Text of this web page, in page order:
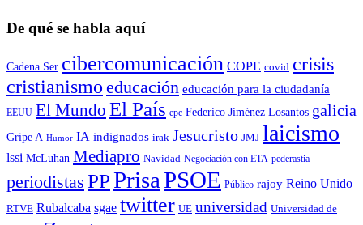
De qué se habla aquí
Cadena Ser cibercomunicación COPE covid crisis
cristianismo educación educación para la ciudadaní­a
EEUU El Mundo El País epc Federico Jiménez Losantos galicia
Gripe A Humor IA indignados irak Jesucristo JMJ laicismo
lssi McLuhan Mediapro Navidad Negociación con ETA pederastia
periodistas PPPrisaPSOE Público rajoy Reino Unido
RTVE Rubalcaba sgae twitter UE universidad Universidad de